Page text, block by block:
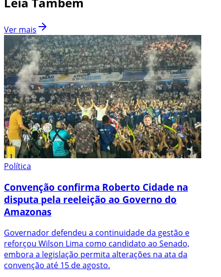
Ver mais
Política
Convenção confirma Roberto Cidade na
disputa pela reeleição ao Governo do
Amazonas
Governador defendeu a continuidade da gestão e
reforçou Wilson Lima como candidato ao Senado,
embora a legislação permita alterações na ata da
convenção até 15 de agosto.